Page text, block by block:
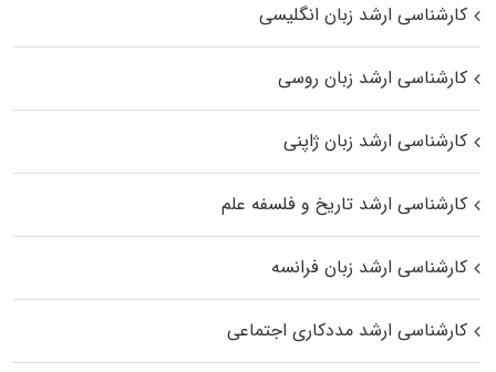
کارشناسی ارشد زبان انگلیسی
کارشناسی ارشد زبان روسی
کارشناسی ارشد زبان ژاپنی
کارشناسی ارشد تاریخ و فلسفه علم
کارشناسی ارشد زبان فرانسه
کارشناسی ارشد مددکاری اجتماعی